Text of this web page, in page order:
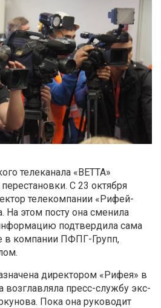
телеканала «ВЕТТА»
С 23 октября
телекомпании «Рифей-
этом посту она сменила
подтвердила сама
в компании ПФПГ-Групп,
директором «Рифея» в
возглавляла пресс-службу экс-
Пока она руководит